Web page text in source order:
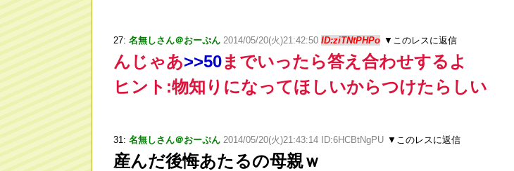
27: 名無しさん＠おーぷん 2014/05/20(火)21:42:50 ID:ziTNtPHPo ▼このレスに返信
んじゃあ>>50までいったら答え合わせするよ
ヒント:物知りになってほしいからつけたらしい
31: 名無しさん＠おーぷん 2014/05/20(火)21:43:14 ID:6HCBtNgPU ▼このレスに返信
産んだ後悔あたるの母親ｗ